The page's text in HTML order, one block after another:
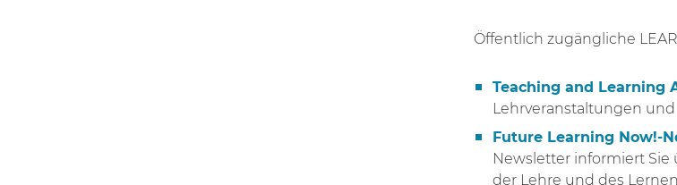
Öffentlich zugängliche
Teaching and Learning
Lehrveranstaltungen
Future Learning Now!-
Newsletter informiert Sie
der Lehre und des